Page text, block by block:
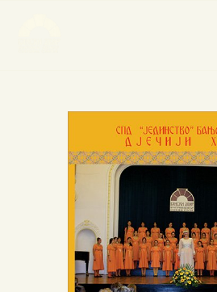
НАСЛОВНА
НОВОСТИ
НАЈАВА ДОГАЂАЈА
БАНСКИ ДВОР
ФОТОГРАФИЈЕ
ВИДЕО
КОНТАКТ